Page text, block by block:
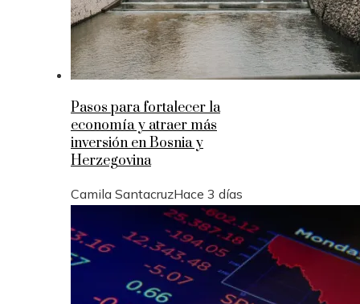
Pasos para fortalecer la
economía y atraer más
inversión en Bosnia y
Herzegovina
Camila SantacruzHace 3 días